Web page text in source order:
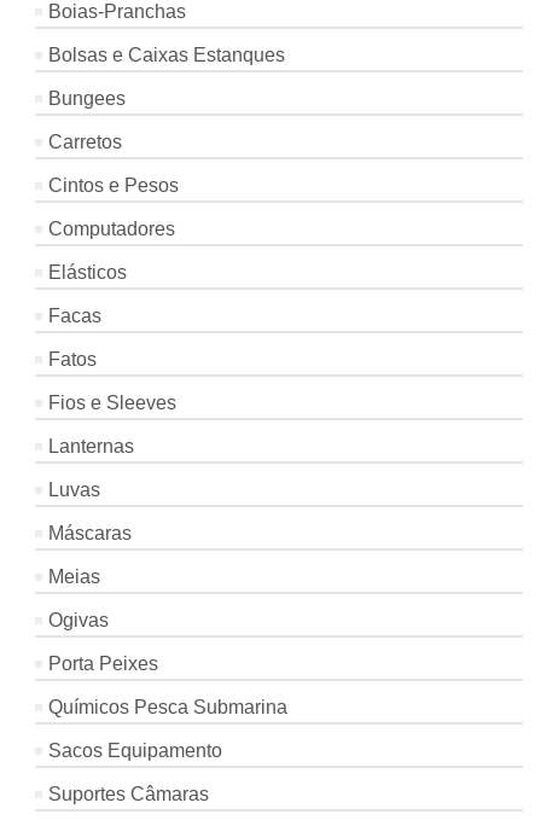
Boias-Pranchas
Bolsas e Caixas Estanques
Bungees
Carretos
Cintos e Pesos
Computadores
Elásticos
Facas
Fatos
Fios e Sleeves
Lanternas
Luvas
Máscaras
Meias
Ogivas
Porta Peixes
Químicos Pesca Submarina
Sacos Equipamento
Suportes Câmaras